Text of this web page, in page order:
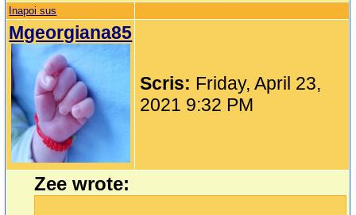
Inapoi sus
Mgeorgiana85
Scris: Friday, April 23,
2021 9:32 PM
Zee wrote: